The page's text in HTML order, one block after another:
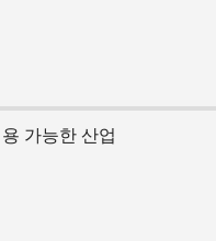
가능한 산업